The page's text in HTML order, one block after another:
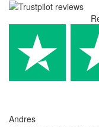
Andres